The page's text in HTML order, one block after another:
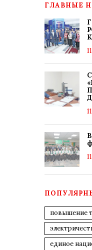
ГЛАВНЫЕ
повышение
единое